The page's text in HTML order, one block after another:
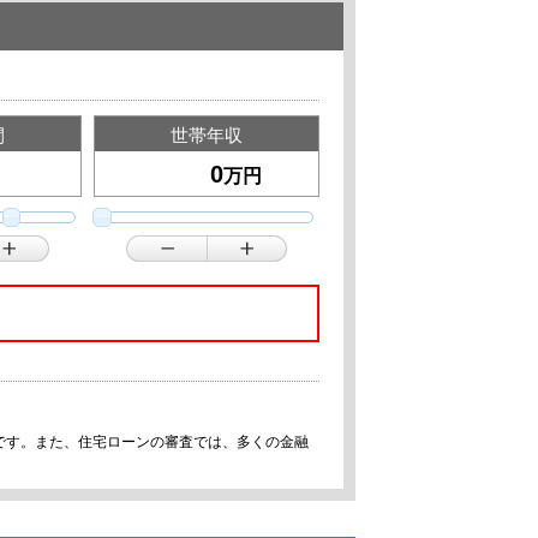
世帯年収
万円
。また、住宅ローンの審査では、多くの金融